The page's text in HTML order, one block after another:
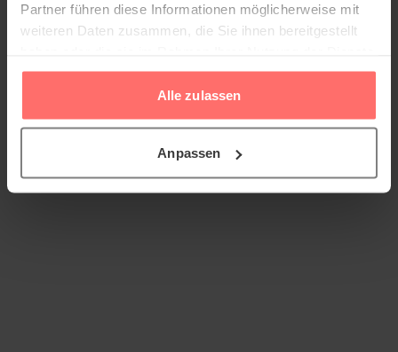
Partner führen diese Informationen möglicherweise mit
weiteren Daten zusammen, die Sie ihnen bereitgestellt
gesammelt haben.
Alle zulassen
Anpassen